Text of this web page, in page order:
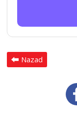
Nazad